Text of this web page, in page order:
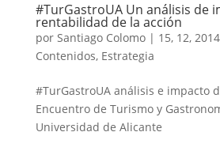
#TurGastroUA Un análisis de
rentabilidad de la acción
por Santiago Colomo| 15, 12, 2014
Contenidos, Estrategia
#TurGastroUA análisis e impacto
Encuentro de Turismo y
Universidad de Alicante